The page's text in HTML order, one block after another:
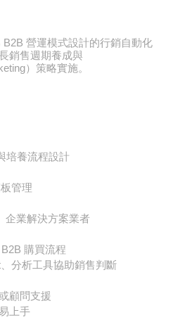
營運模式設計的行銷自動化
銷售週期養成與
）策略實施。
培養流程設計
管理
企業解決方案業者
購買流程
分析工具協助銷售判斷
顧問支援
上手